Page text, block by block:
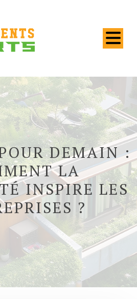
DEMAIN :
LA
INSPIRE LES
?